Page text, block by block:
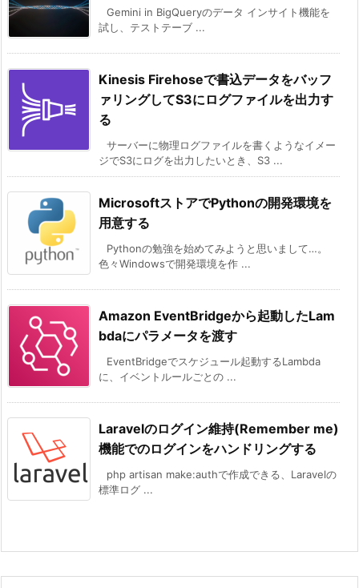
Gemini in BigQueryのデータ インサイト機能を
試し、テストテーブ ...
Kinesis Firehoseで書込データをバッフ
ァリングしてS3にログファイルを出力す
る
サーバーに物理ログファイルを書くようなイメー
ジでS3にログを出力したいとき、S3 ...
MicrosoftストアでPythonの開発環境を
用意する
Pythonの勉強を始めてみようと思いまして…。
色々Windowsで開発環境を作 ...
Amazon EventBridgeから起動したLam
bdaにパラメータを渡す
EventBridgeでスケジュール起動するLambda
に、イベントルールごとの ...
Laravelのログイン維持(Remember me)
機能でのログインをハンドリングする
php artisan make:authで作成できる、Laravelの
標準ログ ...